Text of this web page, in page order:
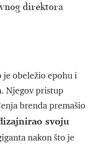
direktora
je obeležio epohu i
Njegov pristup
brenda premašio
svoju
nakon što je